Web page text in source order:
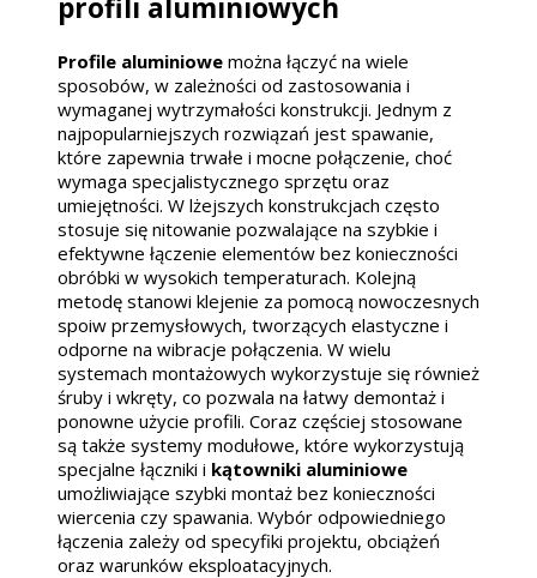
profili aluminiowych
Profile aluminiowe można łączyć na wiele
sposobów, w zależności od zastosowania i
wymaganej wytrzymałości konstrukcji. Jednym z
najpopularniejszych rozwiązań jest spawanie,
które zapewnia trwałe i mocne połączenie, choć
wymaga specjalistycznego sprzętu oraz
umiejętności. W lżejszych konstrukcjach często
stosuje się nitowanie pozwalające na szybkie i
efektywne łączenie elementów bez konieczności
obróbki w wysokich temperaturach. Kolejną
metodę stanowi klejenie za pomocą nowoczesnych
spoiw przemysłowych, tworzących elastyczne i
odporne na wibracje połączenia. W wielu
systemach montażowych wykorzystuje się również
śruby i wkręty, co pozwala na łatwy demontaż i
ponowne użycie profili. Coraz częściej stosowane
są także systemy modułowe, które wykorzystują
specjalne łączniki i kątowniki aluminiowe
umożliwiające szybki montaż bez konieczności
wiercenia czy spawania. Wybór odpowiedniego
łączenia zależy od specyfiki projektu, obciążeń
oraz warunków eksploatacyjnych.